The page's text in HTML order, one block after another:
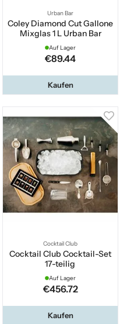
Urban Bar
Coley Diamond Cut Gallone
Mixglas 1 L Urban Bar
Auf Lager
€89.44
Kaufen
Cocktail Club
Cocktail Club Cocktail-Set
17-teilig
Auf Lager
€456.72
Kaufen